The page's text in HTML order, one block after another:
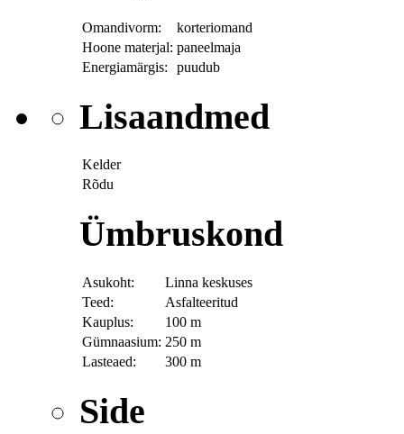
Omandivorm:
korteriomand
Hoone materjal: paneelmaja
Energiamärgis:
puudub
Lisaandmed
Kelder
Rõdu
Ümbruskond
Asukoht:
Linna keskuses
Teed:
Asfalteeritud
Kauplus:
100 m
Gümnaasium: 250 m
Lasteaed:
300 m
Side